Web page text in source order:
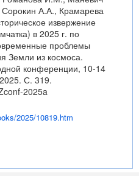
А.А., Крамарева
извержение
в 2025 г. по
проблемы
Земли из космоса.
конференции, 10-14
С. 319.
2025a
2025/10819.htm